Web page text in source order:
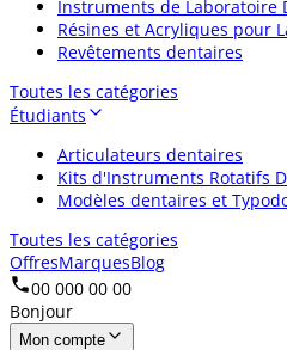
Instruments de Laboratoire
Résines et Acryliques pour
Revêtements dentaires
Toutes les catégories
Étudiants
Articulateurs dentaires
Kits d'Instruments Rotatifs
Modèles dentaires et
Toutes les catégories
OffresMarquesBlog
00 000 00 00
Bonjour
Mon compte